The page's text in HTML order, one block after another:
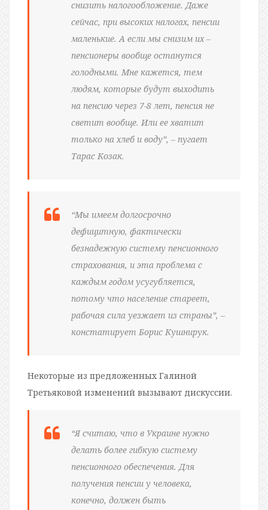
снизить налогообложение. Даже
сейчас, при высоких налогах, пенсии
маленькие. А если мы снизим их –
пенсионеры вообще останутся
голодными. Мне кажется, тем
людям, которые будут выходить
на пенсию через 7-8 лет, пенсия не
светит вообще. Или ее хватит
только на хлеб и воду”, – пугает
Тарас Козак.
“Мы имеем долгосрочно
дефицитную, фактически
безнадежную систему пенсионного
страхования, и эта проблема с
каждым годом усугубляется,
потому что население стареет,
рабочая сила уезжает из страны”, –
констатирует Борис Кушнирук.
Некоторые из предложенных Галиной
Третьяковой изменений вызывают дискуссии.
“Я считаю, что в Украине нужно
делать более гибкую систему
пенсионного обеспечения. Для
получения пенсии у человека,
конечно, должен быть